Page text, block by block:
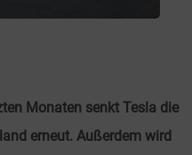
Monaten senkt Tesla die
erneut. Außerdem wird